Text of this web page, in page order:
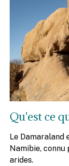
Qu'est ce
Le Damaraland
Namibie, connu
arides.